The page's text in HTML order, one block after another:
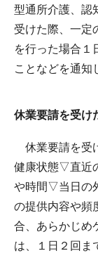
型通所介護、認
受けた際、一定
を行った場合１
ことなどを通知
休業要請を受け
休業要請を受
健康状態▽直近
や時間▽当日の
の提供内容や
合、あらかじめ
は、１日２回ま